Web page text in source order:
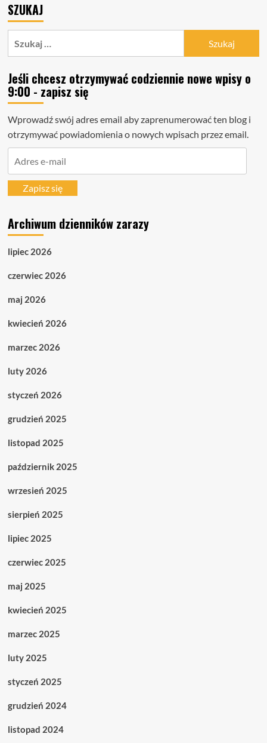
SZUKAJ
Jeśli chcesz otrzymywać codziennie nowe wpisy o
9:00 - zapisz się
Wprowadź swój adres email aby zaprenumerować ten blog i
otrzymywać powiadomienia o nowych wpisach przez email.
mailZapisz się
Archiwum dzienników zarazy
lipiec 2026
czerwiec 2026
maj 2026
kwiecień 2026
marzec 2026
luty 2026
styczeń 2026
grudzień 2025
listopad 2025
październik 2025
wrzesień 2025
sierpień 2025
lipiec 2025
czerwiec 2025
maj 2025
kwiecień 2025
marzec 2025
luty 2025
styczeń 2025
grudzień 2024
listopad 2024